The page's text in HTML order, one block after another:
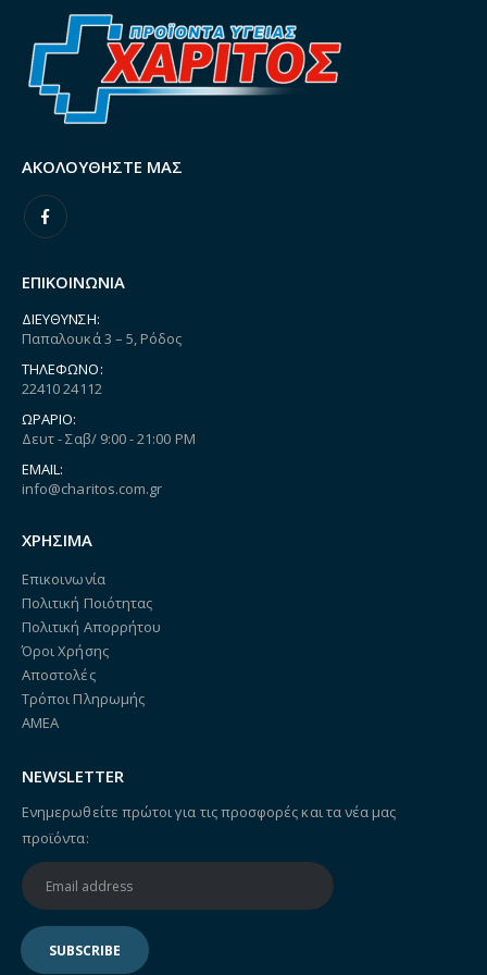
ΑΚΟΛΟΥΘΉΣΤΕ ΜΑΣ
ΕΠΙΚΟΙΝΩΝΙΑ
ΔΙΕΎΘΥΝΣΗ:
Παπαλουκά 3 – 5, Ρόδος
ΤΗΛΈΦΩΝΟ:
22410 24112
ΩΡΆΡΙΟ:
Δευτ - Σαβ/ 9:00 - 21:00 PM
EMAIL:
info@charitos.com.gr
ΧΡΗΣΙΜΑ
Επικοινωνία
Πολιτική Ποιότητας
Πολιτική Απορρήτου
Όροι Χρήσης
Αποστολές
Τρόποι Πληρωμής
ΑΜΕΑ
NEWSLETTER
Ενημερωθείτε πρώτοι για τις προσφορές και τα νέα μας
προϊόντα: